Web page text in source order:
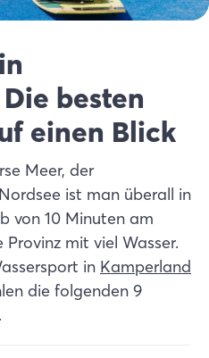
besten
einen Blick
Meer, der
ist man überall in
von 10 Minuten am
mit viel Wasser.
in Kamperland
die folgenden 9